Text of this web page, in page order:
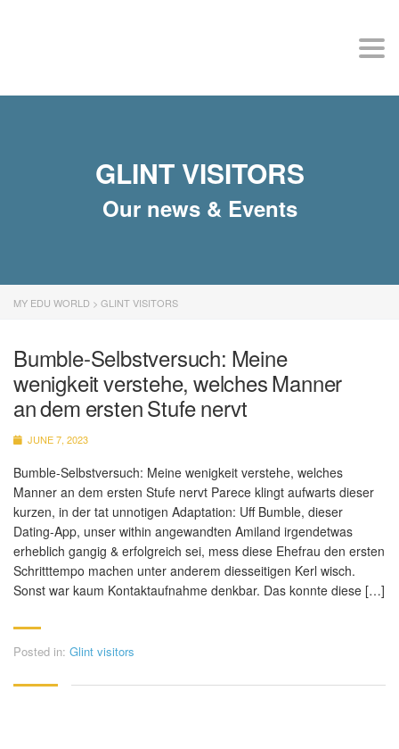
GLINT VISITORS
Our news & Events
MY EDU WORLD > GLINT VISITORS
Bumble-Selbstversuch: Meine
wenigkeit verstehe, welches Manner
an dem ersten Stufe nervt
JUNE 7, 2023
Bumble-Selbstversuch: Meine wenigkeit verstehe, welches
Manner an dem ersten Stufe nervt Parece klingt aufwarts dieser
kurzen, in der tat unnotigen Adaptation: Uff Bumble, dieser
Dating-App, unser within angewandten Amiland irgendetwas
erheblich gangig & erfolgreich sei, mess diese Ehefrau den ersten
Schritttempo machen unter anderem diesseitigen Kerl wisch.
Sonst war kaum Kontaktaufnahme denkbar. Das konnte diese […]
Posted in: Glint visitors